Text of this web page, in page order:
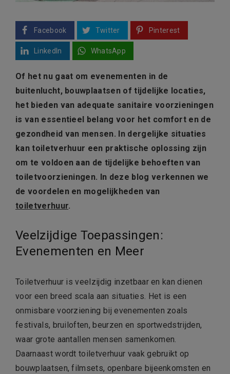
Facebook Twitter Pinterest
LinkedIn WhatsApp
Of het nu gaat om evenementen in de
buitenlucht, bouwplaatsen of tijdelijke locaties,
het bieden van adequate sanitaire voorzieningen
is van essentieel belang voor het comfort en de
gezondheid van mensen. In dergelijke situaties
kan toiletverhuur een praktische oplossing zijn
om te voldoen aan de tijdelijke behoeften van
toiletvoorzieningen. In deze blog verkennen we
de voordelen en mogelijkheden van
toiletverhuur.
Veelzijdige Toepassingen:
Evenementen en Meer
Toiletverhuur is veelzijdig inzetbaar en kan dienen
voor een breed scala aan situaties. Het is een
onmisbare voorziening bij evenementen zoals
festivals, bruiloften, beurzen en sportwedstrijden,
waar grote aantallen mensen samenkomen.
Daarnaast wordt toiletverhuur vaak gebruikt op
bouwplaatsen, filmsets, openbare bijeenkomsten en